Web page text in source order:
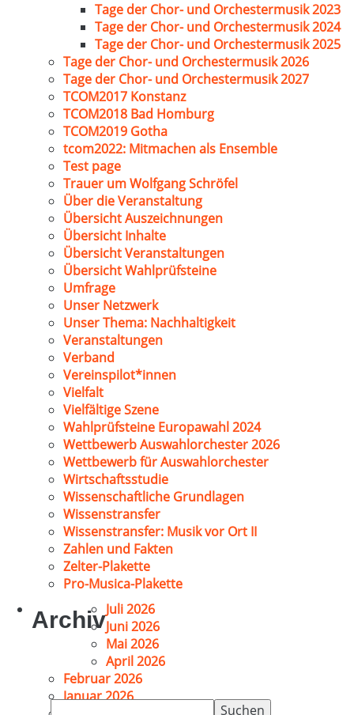
Tage der Chor- und Orchestermusik 2023
Tage der Chor- und Orchestermusik 2024
Tage der Chor- und Orchestermusik 2025
Tage der Chor- und Orchestermusik 2026
Tage der Chor- und Orchestermusik 2027
TCOM2017 Konstanz
TCOM2018 Bad Homburg
TCOM2019 Gotha
tcom2022: Mitmachen als Ensemble
Test page
Trauer um Wolfgang Schröfel
Über die Veranstaltung
Übersicht Auszeichnungen
Übersicht Inhalte
Übersicht Veranstaltungen
Übersicht Wahlprüfsteine
Umfrage
Unser Netzwerk
Unser Thema: Nachhaltigkeit
Veranstaltungen
Verband
Vereinspilot*innen
Vielfalt
Vielfältige Szene
Wahlprüfsteine Europawahl 2024
Wettbewerb Auswahlorchester 2026
Wettbewerb für Auswahlorchester
Wirtschaftsstudie
Wissenschaftliche Grundlagen
Wissenstransfer
Wissenstransfer: Musik vor Ort II
Zahlen und Fakten
Zelter-Plakette
Pro-Musica-Plakette
ArchivJuli 2026
Juni 2026
Mai 2026
April 2026
Februar 2026
Januar 2026